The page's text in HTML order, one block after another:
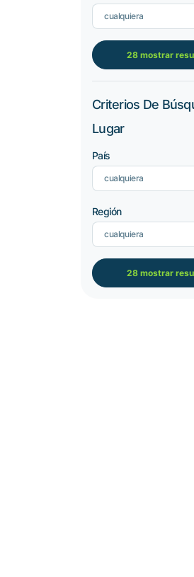
cualquiera
28 mostrar
Criterios De
Lugar
País
cualquiera
Región
cualquiera
28 mostrar